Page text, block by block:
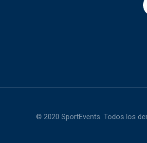
© 2020 SportEvents. Todos los